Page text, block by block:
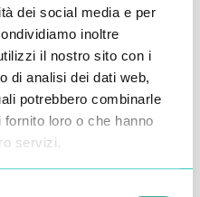
dei social media e per
inoltre
il nostro sito con i
di analisi dei dati web,
potrebbero combinarle
loro o che hanno
servizi.